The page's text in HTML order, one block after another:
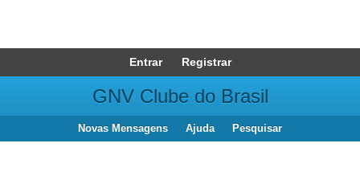
Entrar Registrar
GNV Clube do Brasil
Novas Mensagens Ajuda Pesquisar